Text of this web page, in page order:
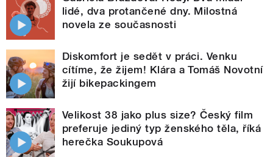
lidé, dva protančené dny. Milostná
novela ze současnosti
Diskomfort je sedět v práci. Venku
cítíme, že žijem! Klára a Tomáš Novotní
žijí bikepackingem
Velikost 38 jako plus size? Český film
preferuje jediný typ ženského těla, říká
herečka Soukupová